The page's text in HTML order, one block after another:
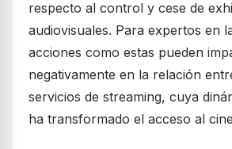
respecto al control y cese de
audiovisuales. Para expertos en
acciones como estas pueden
negativamente en la relación
servicios de streaming, cuya
ha transformado el acceso al